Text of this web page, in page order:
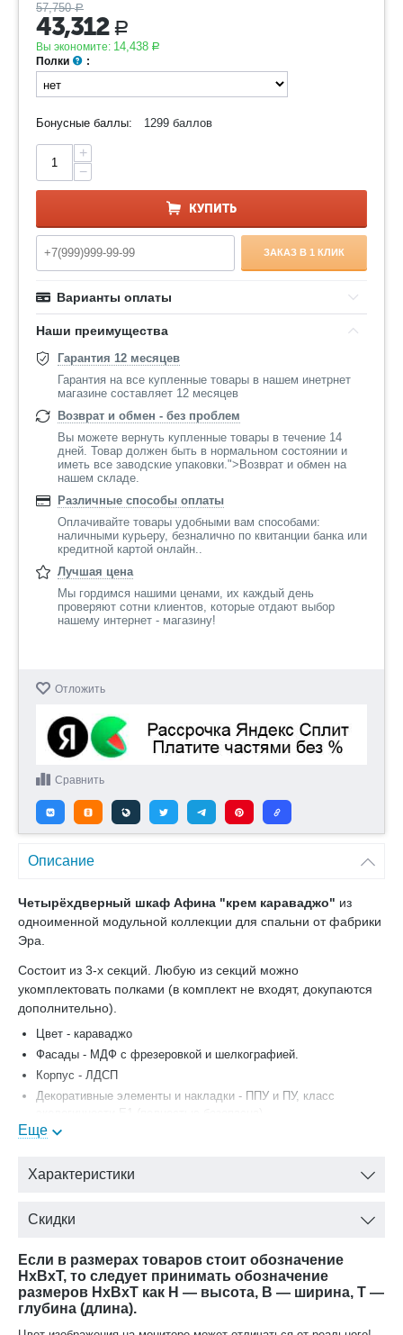
57,750 Р
43,312 Р
Вы экономите: 14,438 Р
Полки :
Бонусные баллы: 1299 баллов
+
−
КУПИТЬ
ЗАКАЗ В 1 КЛИК
Варианты оплаты
Наши преимущества
Гарантия 12 месяцев
Гарантия на все купленные товары в нашем инетрнет
магазине составляет 12 месяцев
Возврат и обмен - без проблем
Вы можете вернуть купленные товары в течение 14
дней. Товар должен быть в нормальном состоянии и
иметь все заводские упаковки.">Возврат и обмен на
нашем складе.
Различные способы оплаты
Оплачивайте товары удобными вам способами:
наличными курьеру, безналично по квитанции банка или
кредитной картой онлайн..
Лучшая цена
Мы гордимся нашими ценами, их каждый день
проверяют сотни клиентов, которые отдают выбор
нашему интернет - магазину!
Отложить
Сравнить
Описание
Четырёхдверный шкаф Афина "крем караваджо" из
одноименной модульной коллекции для спальни от фабрики
Эра.
Состоит из 3-х секций. Любую из секций можно
укомплектовать полками (в комплект не входят, докупаются
дополнительно).
Цвет - караваджо
Фасады - МДФ с фрезеровкой и шелкографией.
Корпус - ЛДСП
Декоративные элементы и накладки - ППУ и ПУ, класс
экологичности Е1 (полностью безопасна)
Декоративные элементы, фасады, накладки покрыты темной
Фурнитура - итальянская фирма Salice: ручка «кнопка» и
Размеры:
глубина: 600 мм
высота: 2285 мм
Еще
Характеристики
Скидки
Если в размерах товаров стоит обозначение
HxBxT, то следует принимать обозначение
размеров HxBxT как H — высота, B — ширина, T —
глубина (длина).